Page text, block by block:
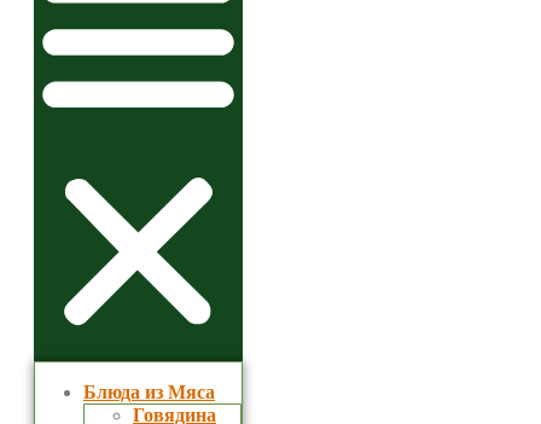
Блюда из Мяса
Говядина